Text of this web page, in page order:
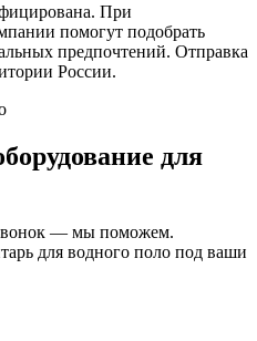
При
помогут подобрать
предпочтений. Отправка
России.
для
— мы поможем.
для водного поло под ваши